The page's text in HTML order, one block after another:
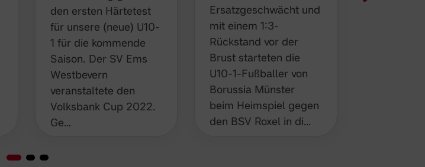
den ersten Härtetest
für unsere (neue) U10-
1 für die kommende
Saison. Der SV Ems
Westbevern
veranstaltete den
Volksbank Cup 2022.
Ge…
mit einem 1:3-
Rückstand vor der
Brust starteten die
U10-1-Fußballer von
Borussia Münster beim
Heimspiel gegen den
BSV Roxel in di…